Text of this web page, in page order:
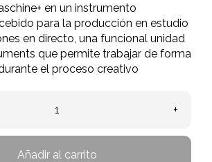
en un instrumento
para la producción en estudio
en directo, una funcional unidad
que permite trabajar de forma
el proceso creativo
+
Añadir al carrito